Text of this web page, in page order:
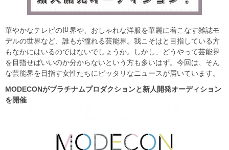
華やかなテレビの世界や、おしゃれな洋服を華麗に着こなす雑誌モ
デルの世界など、誰もが憧れる芸能界。我こそはと目指している方
もなかにはいるのではないでしょうか。しかし、どうやって芸能界
を目指せばいいのか分からないという方も多いはず。今回は、そん
な芸能界を目指す女性たちにピッタリなニュースが届いています。
MODECONがプラチナムプロダクションと新人開発オーディション
を開催